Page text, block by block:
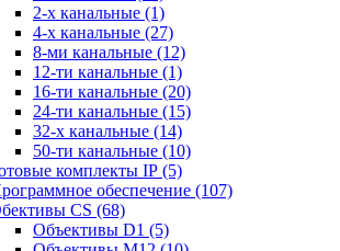
2-х канальные (1)
4-х канальные (27)
8-ми канальные (12)
12-ти канальные (1)
16-ти канальные (20)
24-ти канальные (15)
32-х канальные (14)
50-ти канальные (10)
комплекты IP (5)
обеспечение (107)
CS (68)
Объективы D1 (5)